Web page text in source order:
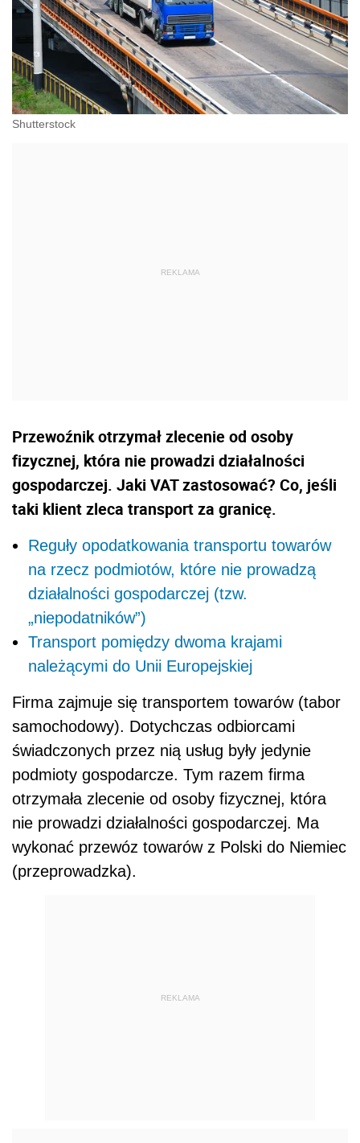
Shutterstock
Przewoźnik otrzymał zlecenie od osoby
fizycznej, która nie prowadzi działalności
gospodarczej. Jaki VAT zastosować? Co, jeśli
taki klient zleca transport za granicę.
Reguły opodatkowania transportu towarów
na rzecz podmiotów, które nie prowadzą
działalności gospodarczej (tzw.
„niepodatników”)
Transport pomiędzy dwoma krajami
należącymi do Unii Europejskiej
Firma zajmuje się transportem towarów (tabor
samochodowy). Dotychczas odbiorcami
świadczonych przez nią usług były jedynie
podmioty gospodarcze. Tym razem firma
otrzymała zlecenie od osoby fizycznej, która
nie prowadzi działalności gospodarczej. Ma
wykonać przewóz towarów z Polski do Niemiec
(przeprowadzka).
REKLAMA